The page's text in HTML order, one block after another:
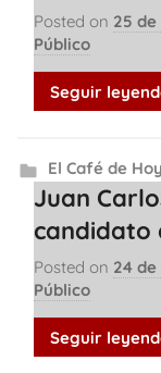
Posted on 25
Público
Seguir
El Café de Hoy
Juan
candidato
Posted on 24
Público
Seguir